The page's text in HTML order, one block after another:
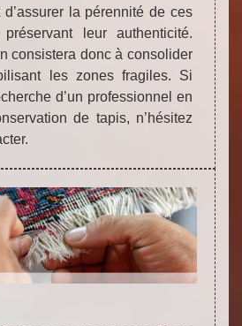
la pérennité de ces
leur authenticité.
consistera donc à consolider
les zones fragiles. Si
d’un professionnel en
de tapis, n’hésitez